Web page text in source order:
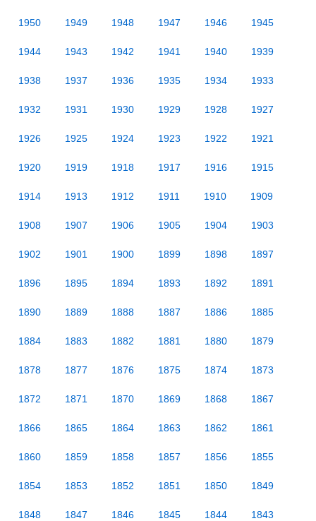
1950 1949 1948 1947 1946 1945
1944 1943 1942 1941 1940 1939
1938 1937 1936 1935 1934 1933
1932 1931 1930 1929 1928 1927
1926 1925 1924 1923 1922 1921
1920 1919 1918 1917 1916 1915
1914 1913 1912 1911 1910 1909
1908 1907 1906 1905 1904 1903
1902 1901 1900 1899 1898 1897
1896 1895 1894 1893 1892 1891
1890 1889 1888 1887 1886 1885
1884 1883 1882 1881 1880 1879
1878 1877 1876 1875 1874 1873
1872 1871 1870 1869 1868 1867
1866 1865 1864 1863 1862 1861
1860 1859 1858 1857 1856 1855
1854 1853 1852 1851 1850 1849
1848 1847 1846 1845 1844 1843